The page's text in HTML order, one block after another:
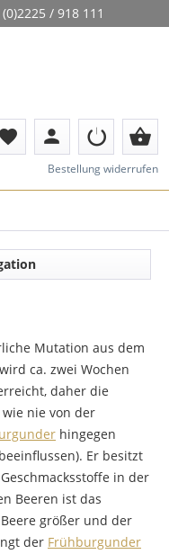
/ 918 111
favorite person shopping_basket
Bestellung widerrufen
Mutation aus dem
ca. zwei Wochen
daher die
nie von der
hingegen
Er besitzt
in der
Beeren ist das
größer und der
der Frühburgunder